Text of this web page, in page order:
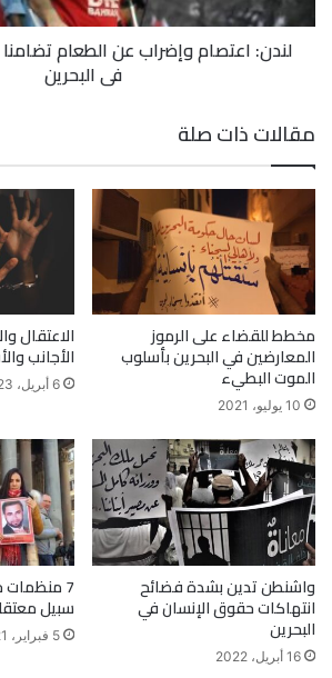
لندن: اعتصام وإضراب عن الطعام
في البحرين
مقالات ذات صلة
مخطط للقضاء على الرموز
المعارضين في البحرين بأسلوب
الموت البطيء
10 يوليو، 2021
الاعتقال
الأجانب
6 أبريل، 2023
واشنطن تدين بشدة فضائح
انتهاكات حقوق الإنسان في
البحرين
16 أبريل، 2022
7
سبيل
5 فبراير، 2021